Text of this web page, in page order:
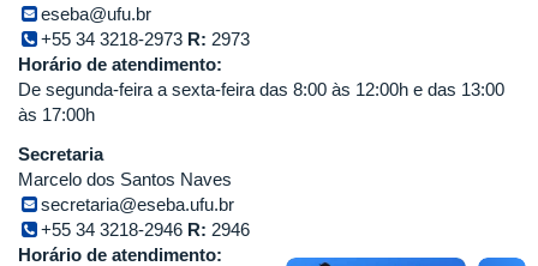
eseba@ufu.br
+55 34 3218-2973 R: 2973
Horário de atendimento:
De segunda-feira a sexta-feira das 8:00 às 12:00h e das 13:00
às 17:00h
Secretaria
Marcelo dos Santos Naves
secretaria@eseba.ufu.br
+55 34 3218-2946 R: 2946
Horário de atendimento: